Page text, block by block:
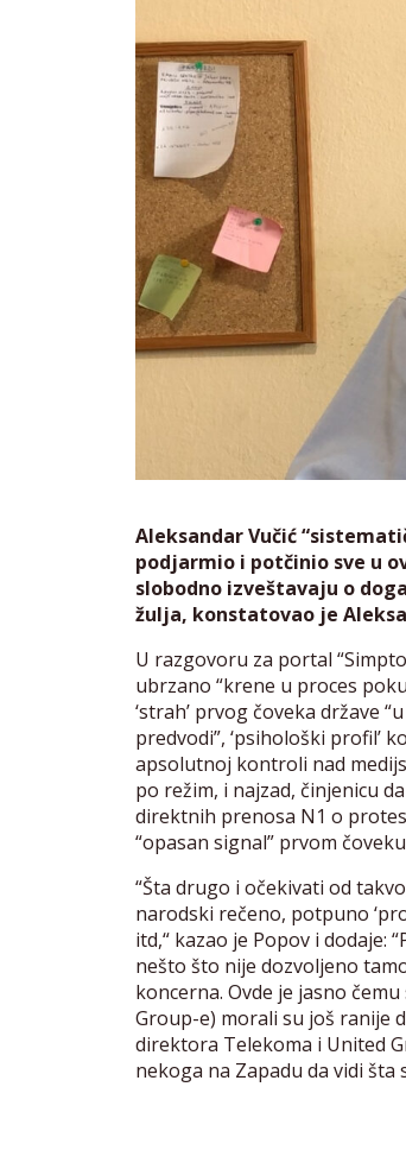
Aleksandar Vučić
podjarmio i potčinio sve u
slobodno izveštavaju o
žulja, konstatovao je
U razgovoru za portal
ubrzano “krene u proces
‘strah’ prvog čoveka države
predvodi”, ‘psihološki profil’
apsolutnoj kontroli nad
po režim, i najzad, činjenicu
direktnih prenosa N1 o
“opasan signal” prvom
“Šta drugo i očekivati od
narodski rečeno, potpuno
itd,“ kazao je Popov i dodaje:
nešto što nije dozvoljeno
koncerna. Ovde je jasno
Group-e) morali su još ranije
direktora Telekoma i United
nekoga na Zapadu da vidi šta